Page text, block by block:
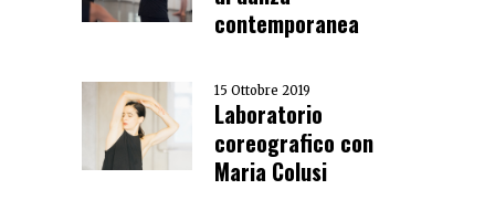
contemporanea
15 Ottobre 2019
Laboratorio
coreografico con
Maria Colusi